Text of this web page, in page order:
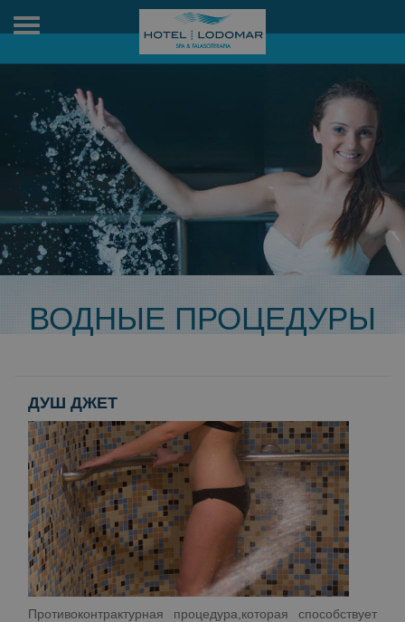
Toggle
ВОДНЫЕ ПРОЦЕДУРЫ
ДУШ ДЖЕТ
Противоконтрактурная процедура,которая способствует